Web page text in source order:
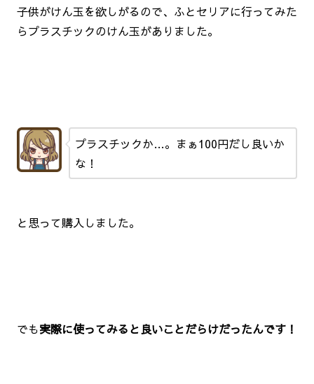
子供がけん玉を欲しがるので、ふとセリアに行ってみた
らプラスチックのけん玉がありました。
プラスチックか…。まぁ100円だし良いか
な！
と思って購入しました。
でも実際に使ってみると良いことだらけだったんです！